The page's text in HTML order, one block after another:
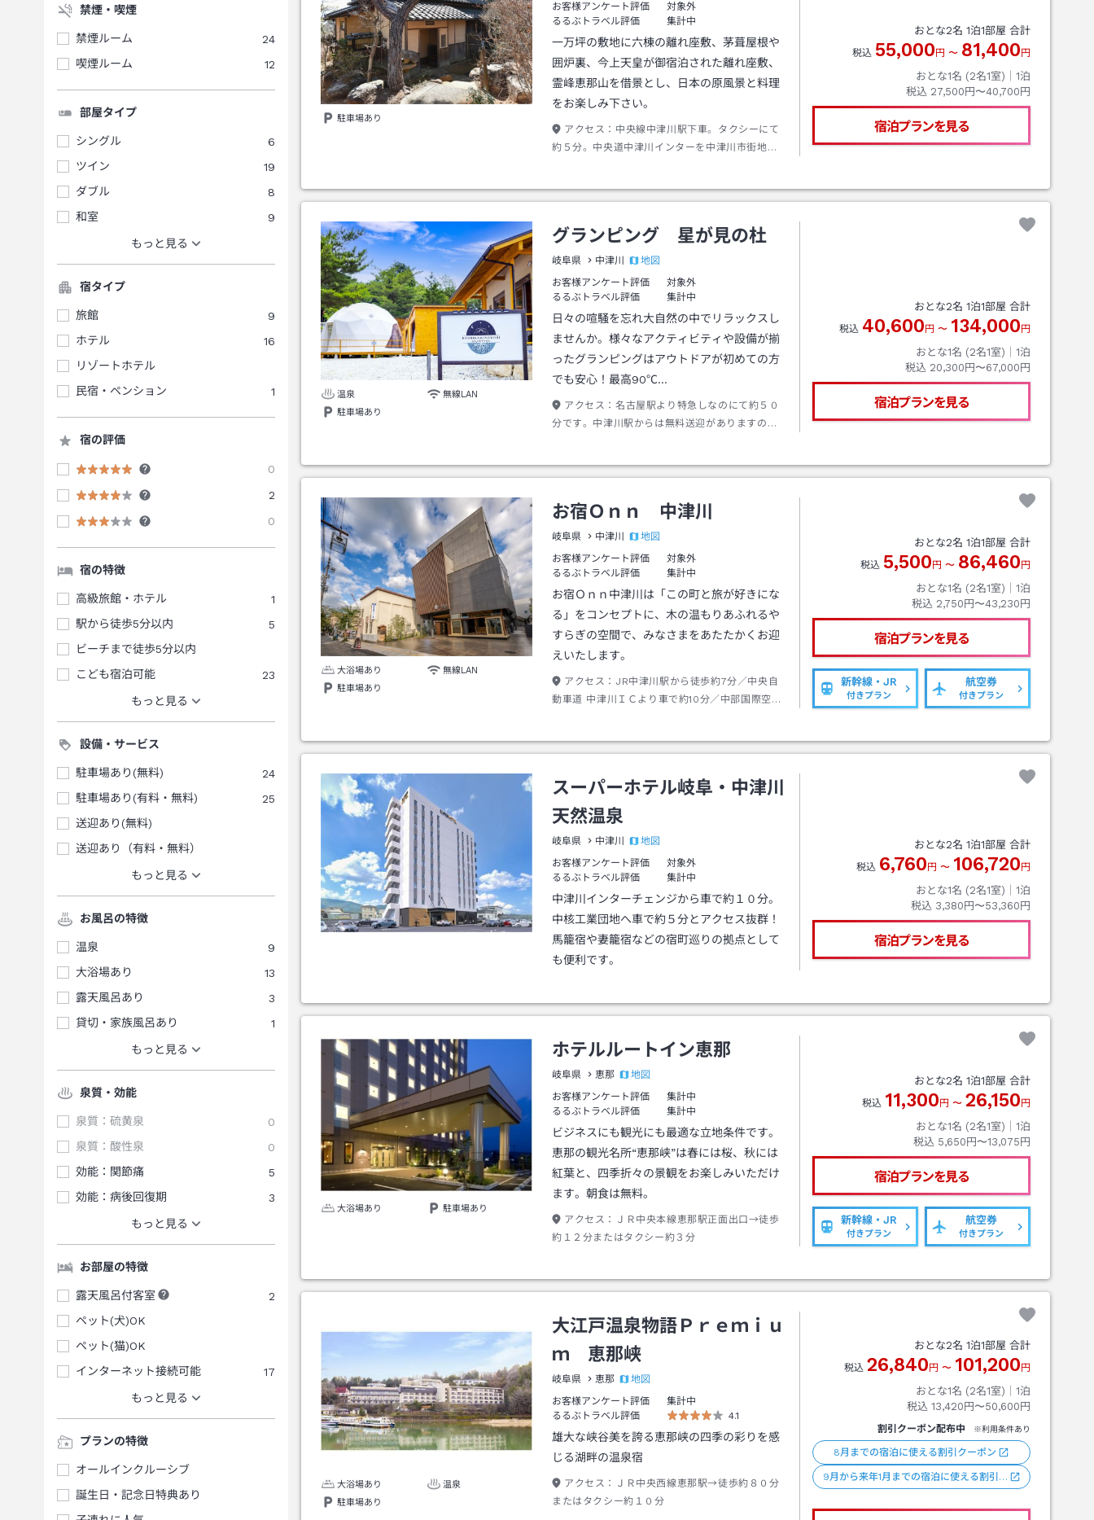
禁煙・喫煙
禁煙ルーム
24
喫煙ルーム
12
部屋タイプ
シングル
6
ツイン
19
ダブル
8
和室
9
もっと見る
宿タイプ
旅館
9
ホテル
16
リゾートホテル
民宿・ペンション
1
宿の評価
0
2
0
宿の特徴
高級旅館・ホテル
1
駅から徒歩5分以内
5
ビーチまで徒歩5分以内
こども宿泊可能
23
もっと見る
設備・サービス
駐車場あり(無料)
24
駐車場あり(有料・無料)
25
送迎あり(無料)
送迎あり（有料・無料）
もっと見る
お風呂の特徴
温泉
9
大浴場あり
13
露天風呂あり
3
貸切・家族風呂あり
1
もっと見る
泉質・効能
泉質：硫黄泉
0
泉質：酸性泉
0
効能：関節痛
5
効能：病後回復期
3
もっと見る
お部屋の特徴
露天風呂付客室
2
ペット(犬)OK
ペット(猫)OK
インターネット接続可能
17
もっと見る
プランの特徴
オールインクルーシブ
誕生日・記念日特典あり
駐車場あり
お客様アンケート評価
対象外
るるぶトラベル評価
集計中
一万坪の敷地に六棟の離れ座敷、茅葺屋根や
囲炉裏、今上天皇が御宿泊された離れ座敷、
霊峰恵那山を借景とし、日本の原風景と料理
をお楽しみ下さい。
アクセス： 中央線中津川駅下車。タクシーにて
約５分。中央道中津川インターを中津川市街地へ
おとな2名 1泊1部屋 合計
税込 55,000 円 〜 81,400 円
おとな1名 (2名1室)｜ 1泊
税込 27,500円〜40,700円
宿泊プランを見る
温泉
無線LAN
駐車場あり
グランピング 星が見の杜
岐阜県 中津川
地図
お客様アンケート評価
対象外
るるぶトラベル評価
集計中
日々の喧騒を忘れ大自然の中でリラックスし
ませんか。様々なアクティビティや設備が揃
ったグランピングはアウトドアが初めての方
でも安心！最高90℃…
アクセス： 名古屋駅より特急しなのにて約５０
分です。中津川駅からは無料送迎がありますの
おとな2名 1泊1部屋 合計
税込 40,600 円 〜 134,000 円
おとな1名 (2名1室)｜ 1泊
税込 20,300円〜67,000円
宿泊プランを見る
大浴場あり
無線LAN
駐車場あり
お宿Ｏｎｎ 中津川
岐阜県 中津川
地図
お客様アンケート評価
対象外
るるぶトラベル評価
集計中
お宿Ｏｎｎ中津川は「この町と旅が好きにな
る」をコンセプトに、木の温もりあふれるや
すらぎの空間で、みなさまをあたたかくお迎
えいたします。
アクセス： JR中津川駅から徒歩約7分／中央自
動車道 中津川ＩＣより車で約10分／中部国際空港
おとな2名 1泊1部屋 合計
税込 5,500 円 〜 86,460 円
おとな1名 (2名1室)｜ 1泊
税込 2,750円〜43,230円
宿泊プランを見る
新幹線・JR
付きプラン
航空券
付きプラン
スーパーホテル岐阜・中津川
天然温泉
岐阜県 中津川
地図
お客様アンケート評価
対象外
るるぶトラベル評価
集計中
中津川インターチェンジから車で約１０分。
中核工業団地へ車で約５分とアクセス抜群！
馬籠宿や妻籠宿などの宿町巡りの拠点として
も便利です。
おとな2名 1泊1部屋 合計
税込 6,760 円 〜 106,720 円
おとな1名 (2名1室)｜ 1泊
税込 3,380円〜53,360円
宿泊プランを見る
大浴場あり 駐車場あり
ホテルルートイン恵那
岐阜県 恵那
地図
お客様アンケート評価
集計中
るるぶトラベル評価
集計中
ビジネスにも観光にも最適な立地条件です。
恵那の観光名所“恵那峡”は春には桜、秋には
紅葉と、四季折々の景観をお楽しみいただけ
ます。朝食は無料。
アクセス：
ＪＲ中央本線恵那駅正面出口→徒歩
約１２分またはタクシー約３分
おとな2名 1泊1部屋 合計
税込 11,300 円 〜 26,150 円
おとな1名 (2名1室)｜ 1泊
税込 5,650円〜13,075円
宿泊プランを見る
新幹線・JR
付きプラン
航空券
付きプラン
大浴場あり
温泉
駐車場あり
大江戸温泉物語Ｐｒｅｍｉｕ
ｍ 恵那峡
岐阜県 恵那
地図
お客様アンケート評価
集計中
るるぶトラベル評価
4.1
雄大な峡谷美を誇る恵那峡の四季の彩りを感
じる湖畔の温泉宿
アクセス：
ＪＲ中央西線恵那駅→徒歩約８０分
またはタクシー約１０分
おとな2名 1泊1部屋 合計
税込 26,840 円 〜 101,200 円
おとな1名 (2名1室)｜ 1泊
税込 13,420円〜50,600円
割引クーポン配布中 ※利用条件あり
8月までの宿泊に使える割引クーポン
9月から来年1月までの宿泊に使える割引…